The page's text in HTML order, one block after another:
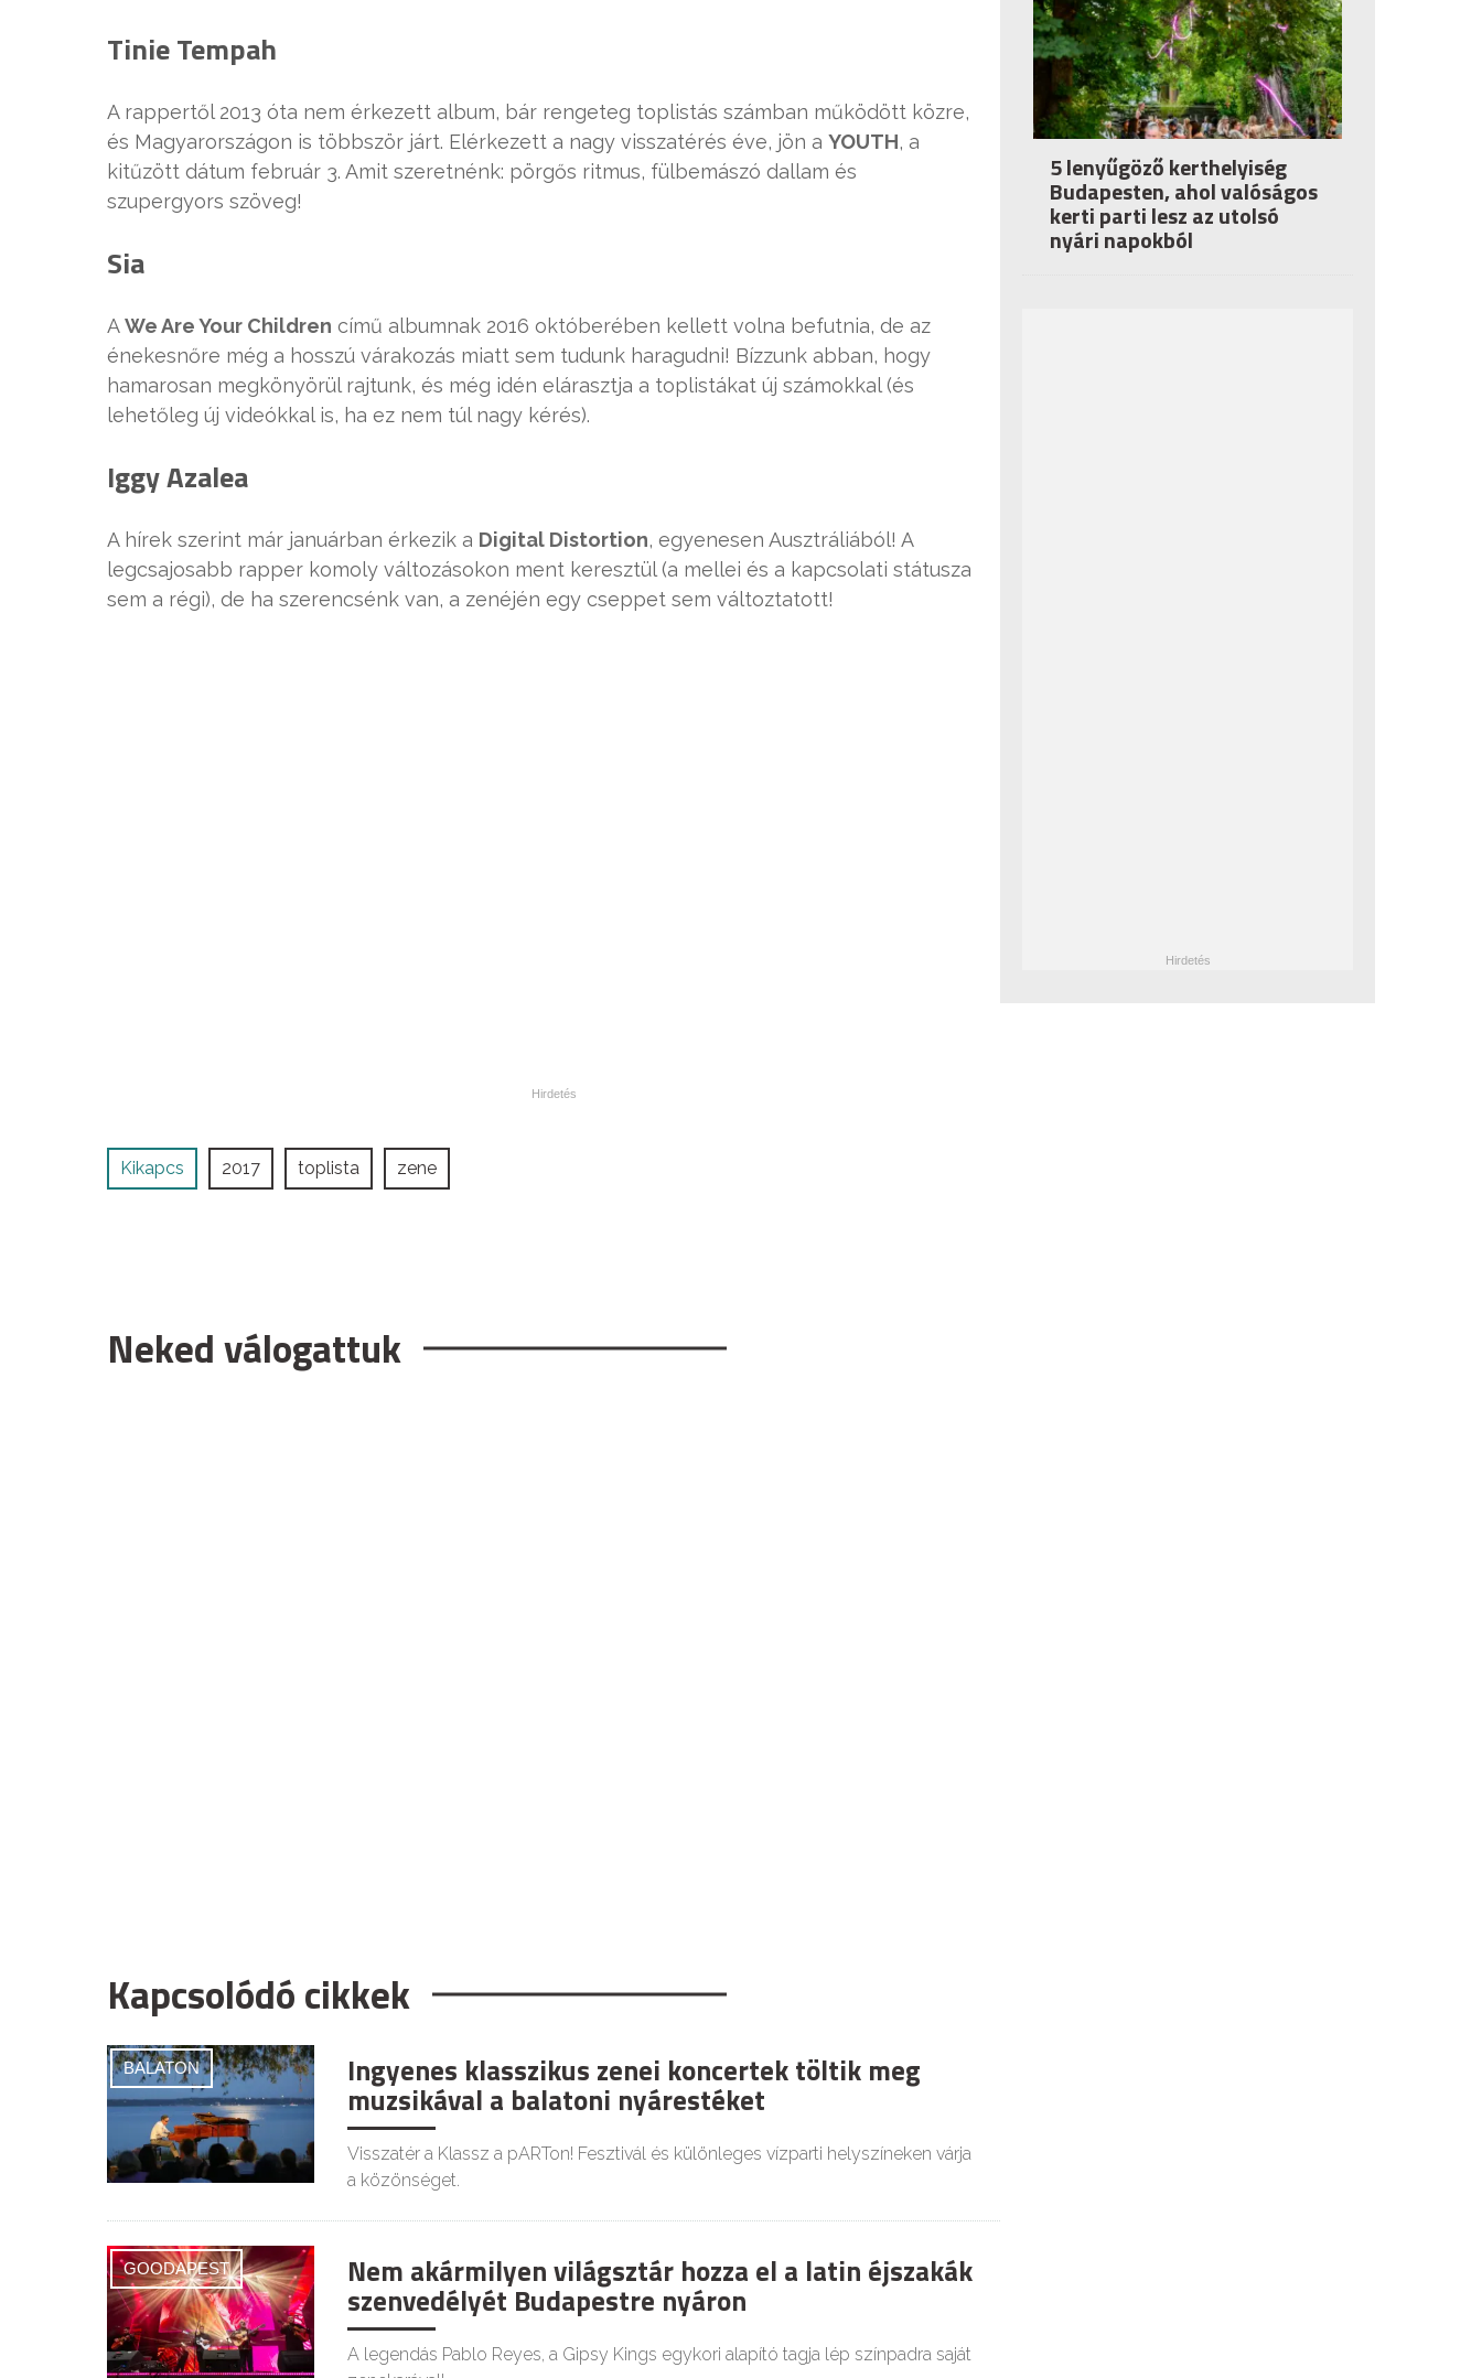
Tinie Tempah
A rappertől 2013 óta nem érkezett album, bár rengeteg toplistás számban működött közre,
és Magyarországon is többször járt. Elérkezett a nagy visszatérés éve, jön a YOUTH, a
kitűzött dátum február 3. Amit szeretnénk: pörgős ritmus, fülbemászó dallam és
szupergyors szöveg!
Sia
AWe Are Your Children című albumnak 2016 októberében kellett volna befutnia, de az
énekesnőre még a hosszú várakozás miatt sem tudunk haragudni! Bízzunk abban, hogy
hamarosan megkönyörül rajtunk, és még idén elárasztja a toplistákat új számokkal (és
lehetőleg új videókkal is, ha ez nem túl nagy kérés).
Iggy Azalea
A hírek szerint már januárban érkezik a Digital Distortion, egyenesen Ausztráliából! A
legcsajosabb rapper komoly változásokon ment keresztül (a mellei és a kapcsolati státusza
sem a régi), de ha szerencsénk van, a zenéjén egy cseppet sem változtatott!
Kikapcs 2017 toplista zene
Neked válogattuk
Kapcsolódó cikkek
BALATON Ingyenes klasszikus zenei koncertek töltik meg
muzsikával a balatoni nyárestéket
Visszatér a Klassz a pARTon! Fesztivál és különleges vízparti helyszíneken várja
a közönséget.
GOODAPEST Nem akármilyen világsztár hozza el a latin éjszakák
szenvedélyét Budapestre nyáron
A legendás Pablo Reyes, a Gipsy Kings egykori alapító tagja lép színpadra saját
5 lenyűgöző kerthelyiség
Budapesten, ahol valóságos
kerti parti lesz az utolsó
nyári napokból